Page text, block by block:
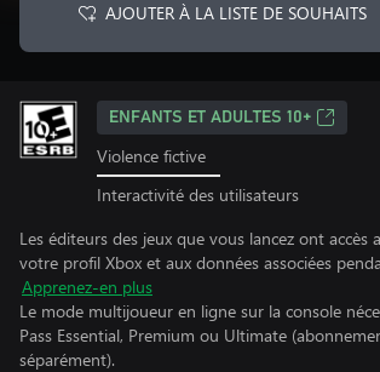
AJOUTER À LA LISTE DE SOUHAITS
ENFANTS ET ADULTES 10+
Violence fictive
Interactivité des utilisateurs
Les éditeurs des jeux que vous lancez ont accès
votre profil Xbox et aux données associées
Apprenez-en plus
Le mode multijoueur en ligne sur la console
Pass Essential, Premium ou Ultimate
séparément).